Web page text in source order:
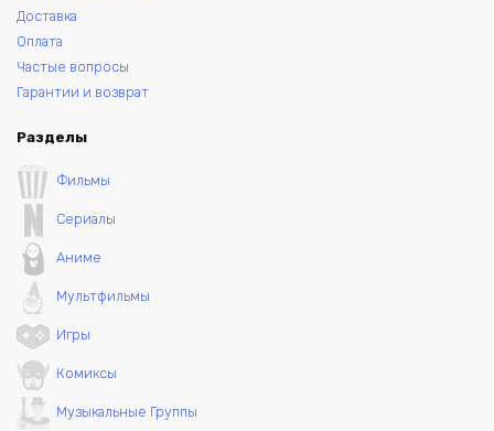
Доставка
Оплата
Частые вопросы
Гарантии и возврат
Разделы
Фильмы
Сериалы
Аниме
Мультфильмы
Игры
Комиксы
Музыкальные Группы